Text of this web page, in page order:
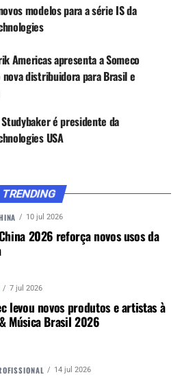
do Daddy Yankee teve
preenchendo todos
que tem uma capacidade de
configuração mais larga.
com os técnicos e
francês de AV,
pelos sistemas da Série
S118 + 4 VIO L208 por lado
empilhados no solo
1 VIO S118 + 1 VIO X15
DVX 10HP DVX 10H
modelos para a série IS da
Americas apresenta a Someco
nova distribuidora para Brasil e
é presidente da
USA
TRENDING
10 jul 2026
2026 reforça novos usos da
7 jul 2026
levou novos produtos e artistas à
Música Brasil 2026
14 jul 2026